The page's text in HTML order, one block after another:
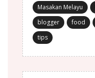
Masakan Melayu
blogger
food
tips